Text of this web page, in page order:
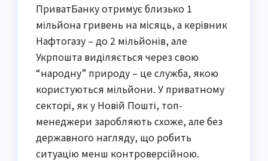
ПриватБанку отримує близько 1
мільйона гривень на місяць, а керівник
Нафтогазу – до 2 мільйонів, але
Укрпошта виділяється через свою
“народну” природу – це служба, якою
користуються мільйони. У приватному
секторі, як у Новій Пошті, топ-
менеджери заробляють схоже, але без
державного нагляду, що робить
ситуацію менш контроверсійною.